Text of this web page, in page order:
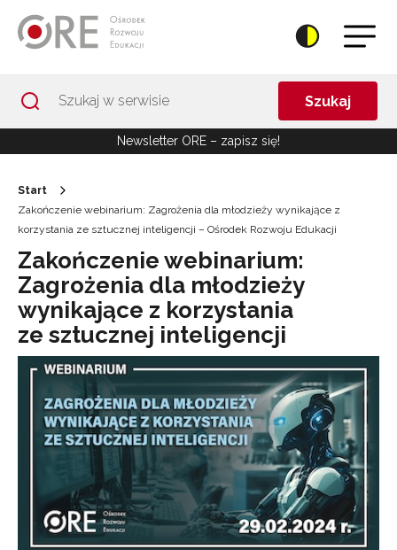
Szukaj
Newsletter ORE – zapisz się!
Start
Zakończenie webinarium: Zagrożenia dla młodzieży wynikające z
korzystania ze sztucznej inteligencji – Ośrodek Rozwoju Edukacji
Zakończenie webinarium:
Zagrożenia dla młodzieży
wynikające z korzystania
ze sztucznej inteligencji